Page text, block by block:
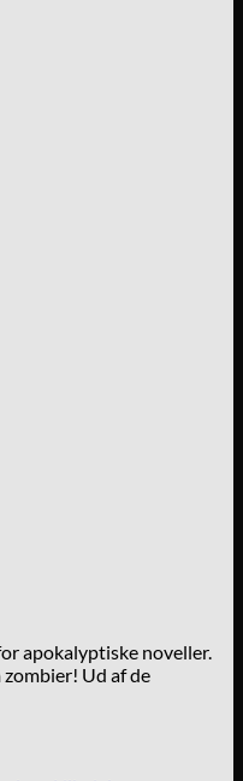
apokalyptiske noveller.
Ud af de